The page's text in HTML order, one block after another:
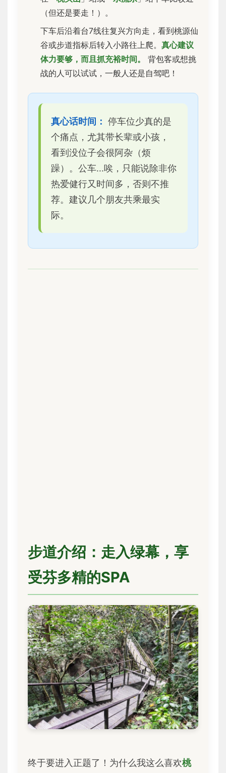
（但还是要走！）。
下车后沿着台7线往复兴方向走，看到桃源仙
谷或步道指标后转入小路往上爬。 真心建议
体力要够，而且抓充裕时间。
背包客或想挑
战的人可以试试，一般人还是自驾吧！
真心话时间： 停车位少真的是
个痛点，尤其带长辈或小孩，
看到没位子会很阿杂（烦
躁）。公车...唉，只能说除非你
热爱健行又时间多，否则不推
荐。建议几个朋友共乘最实
际。
步道介绍：走入绿幕，享
受芬多精的SPA
终于要进入正题了！为什么我这么喜欢桃